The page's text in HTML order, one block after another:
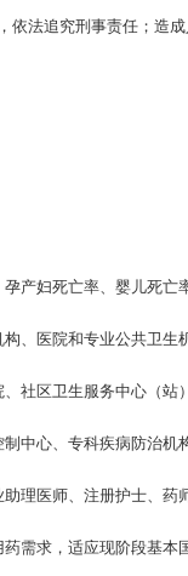
依法追究刑事责任；造
孕产妇死亡率、婴儿死
构、医院和专业公共卫生
、社区卫生服务中心（
制中心、专科疾病防治
助理医师、注册护士、
药需求，适应现阶段基